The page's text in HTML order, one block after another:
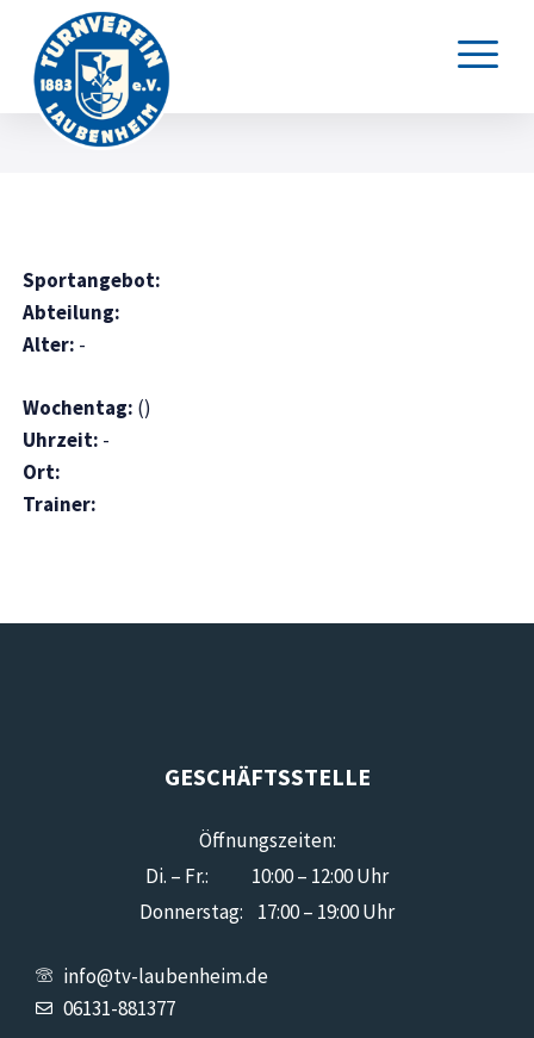
Sportangebot:
Abteilung:
Alter: -
Wochentag: ()
Uhrzeit: -
Ort:
Trainer:
GESCHÄFTSSTELLE
Öffnungszeiten:
Di. – Fr.: 10:00 – 12:00 Uhr
Donnerstag: 17:00 – 19:00 Uhr
info@tv-laubenheim.de
06131-881377